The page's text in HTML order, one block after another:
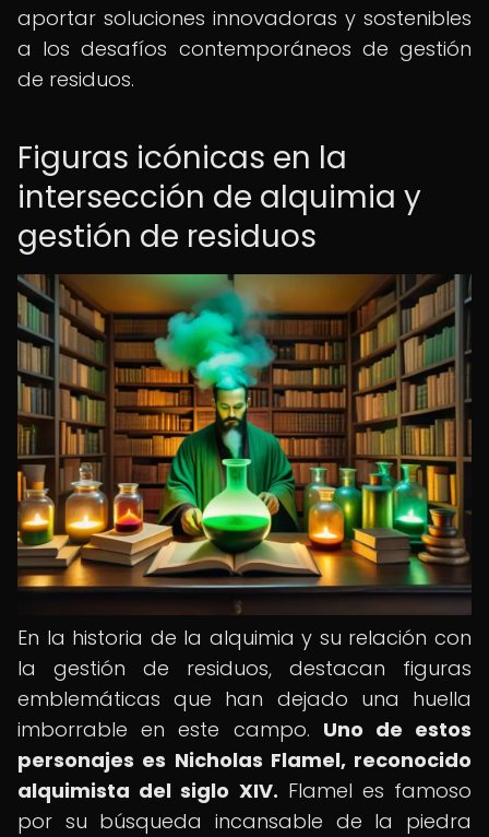
aportar soluciones innovadoras y sostenibles
a los desafíos contemporáneos de gestión
de residuos.
Figuras icónicas en la
intersección de alquimia y
gestión de residuos
En la historia de la alquimia y su relación con
la gestión de residuos, destacan figuras
emblemáticas que han dejado una huella
imborrable en este campo. Uno de estos
personajes es Nicholas Flamel, reconocido
alquimista del siglo XIV. Flamel es famoso
por su búsqueda incansable de la piedra